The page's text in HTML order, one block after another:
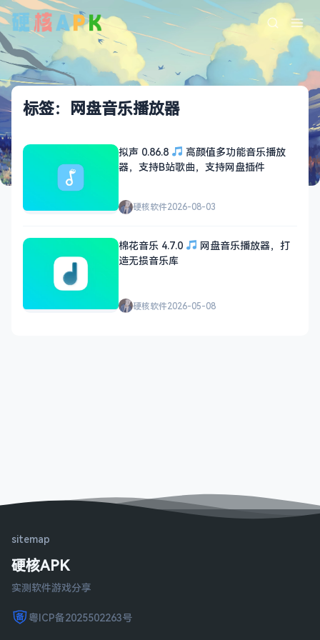
标签：网盘音乐播放器
拟声 0.86.8
高颜值多功能音乐播放
器，支持B站歌曲，支持网盘插件
硬核软件2026-08-03
棉花音乐 4.7.0
网盘音乐播放器，打
造无损音乐库
硬核软件2026-05-08
sitemap
硬核APK
实测软件游戏分享
粤ICP备2025502263号